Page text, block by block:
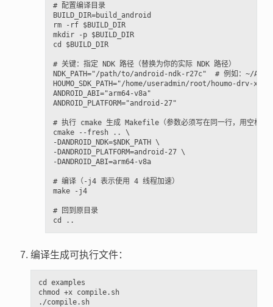
# 配置编译目录
BUILD_DIR=build_android
rm -rf $BUILD_DIR
mkdir -p $BUILD_DIR
cd $BUILD_DIR
# 关键：指定 NDK 路径（替换为你的实际 NDK 路径）
NDK_PATH="/path/to/android-ndk-r27c"  # 例如：~/
HOUMO_SDK_PATH="/home/useradmin/root/houmo-drv-
ANDROID_ABI="arm64-v8a"
ANDROID_PLATFORM="android-27"
# 执行 cmake 生成 Makefile（参数必须写在同一行，用空格分
cmake --fresh .. \
-DANDROID_NDK=$NDK_PATH \
-DANDROID_PLATFORM=android-27 \
-DANDROID_ABI=arm64-v8a
# 编译（-j4 表示使用 4 线程加速）
make -j4
# 回到原目录
编译生成可执行文件：
cd examples
chmod +x compile.sh
./compile.sh